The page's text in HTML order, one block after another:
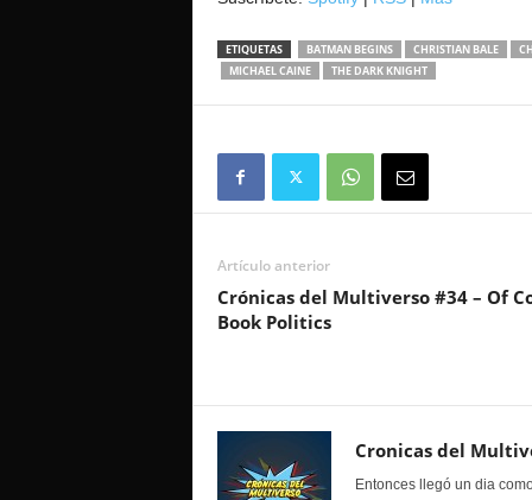
ETIQUETAS BATMAN BEGINS CHRISTIAN BALE
MICHAEL CAINE
THE DARK KNIGHT
Artículo anterior
Crónicas del Multiverso #34 – Of
Book Politics
Cronicas del
Entonces llegó un dia